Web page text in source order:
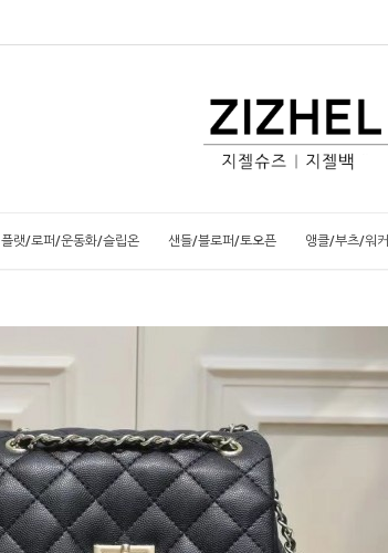
플랫/로퍼/운동화/슬립온 샌들/블로퍼/토오픈 앵클/부츠/워커